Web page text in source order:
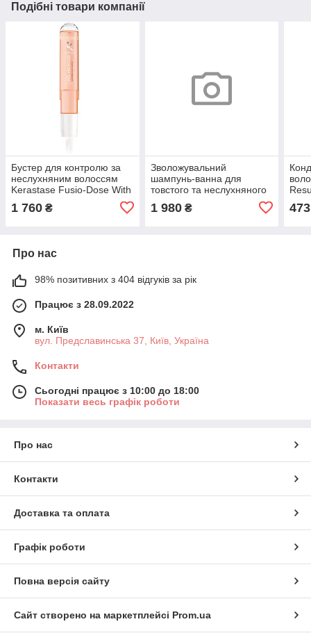
Подібні товари компанії
Бустер для контролю за
неслухняним волоссям
Kerastase Fusio-Dose With
Polypeptide Booster Anti-
Frizz 120мл
1 760 ₴
Зволожувальний
шампунь-ванна для
товстого та неслухняного
волосся Kerastase Gloss
Absolu Bain Creme Hydra-
1 980₴ 473
Про нас
98% позитивних з 404 відгуків за рік
Працює з 28.09.2022
м. Київ
вул. Предславинська 37, Київ, Україна
Контакти
Сьогодні працює з 10:00 до 18:00
Показати весь графік роботи
Про нас
Контакти
Доставка та оплата
Графік роботи
Повна версія сайту
Сайт створено на маркетплейсі Prom.ua